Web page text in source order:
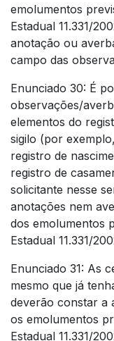
emolumentos
Estadual 11.331/
anotação ou
campo das
Enunciado 30: É
observações/
elementos do
sigilo (por
registro de
registro de
solicitante nesse
anotações nem
dos emolumentos
Estadual 11.331/
Enunciado 31: As
mesmo que já
deverão constar a
os emolumentos
Estadual 11.331/